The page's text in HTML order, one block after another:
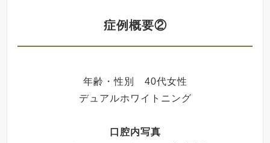
症例概要②
年齢・性別 40代女性
デュアルホワイトニング
口腔内写真